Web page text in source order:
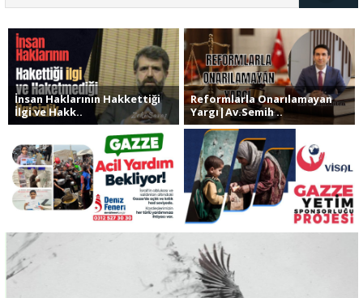
Türkiye
Derkenar
Sivil Toplum
Kültür - Sanat
Ekonomi
İnsan Haklarının Hakkettiği
İlgi ve Hakk..
Reformlarla Onarılamayan
Yargı|Av.Semih ..